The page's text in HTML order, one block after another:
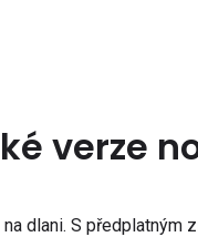
verze
dlani. S předplatným